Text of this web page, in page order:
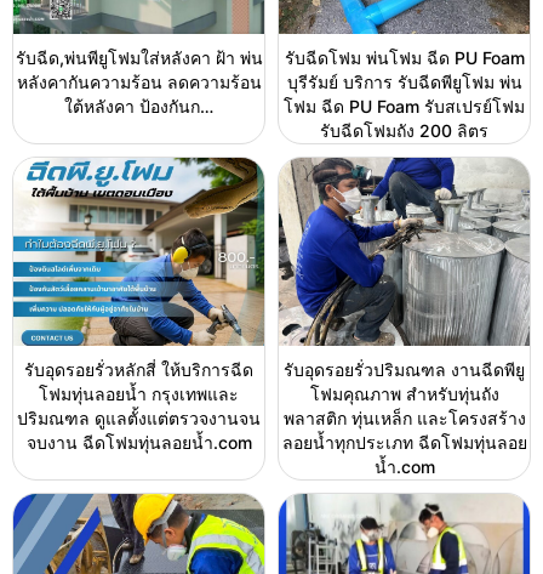
รับฉีด,พ่นพียูโฟมใส่หลังคา ฝ้า พ่น
หลังคากันความร้อน ลดความร้อน
ใต้หลังคา ป้องกันก…
รับฉีดโฟม พ่นโฟม ฉีด PU Foam
บุรีรัมย์ บริการ รับฉีดพียูโฟม พ่น
โฟม ฉีด PU Foam รับสเปรย์โฟม
รับฉีดโฟมถัง 200 ลิตร
รับอุดรอยรั่วหลักสี่ ให้บริการฉีด
โฟมทุ่นลอยน้ำ กรุงเทพและ
ปริมณฑล ดูแลตั้งแต่ตรวจงานจน
จบงาน ฉีดโฟมทุ่นลอยน้ำ.com
รับอุดรอยรั่วปริมณฑล งานฉีดพียู
โฟมคุณภาพ สำหรับทุ่นถัง
พลาสติก ทุ่นเหล็ก และโครงสร้าง
ลอยน้ำทุกประเภท ฉีดโฟมทุ่นลอย
น้ำ.com